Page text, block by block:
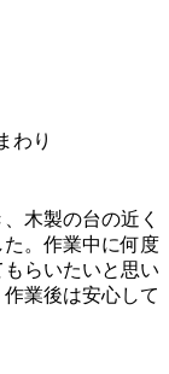
わり
木製の台の近く
。作業中に何度
らいたいと思い
業後は安心して